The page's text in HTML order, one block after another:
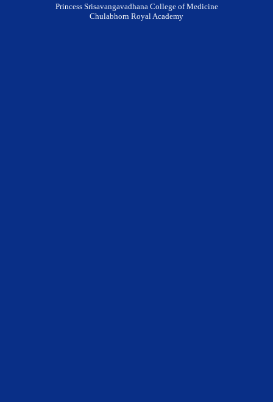
Princess Srisavangavadhana College of Medicine
Chulabhorn Royal Academy